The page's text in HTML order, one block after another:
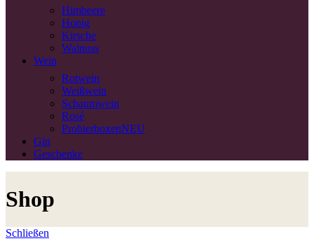
Himbeere
Honig
Kirsche
Walnuss
Wein
Rotwein
Weißwein
Schaumwein
Rosé
ProbierboxenNEU
Gin
Geschenke
Shop
Schließen